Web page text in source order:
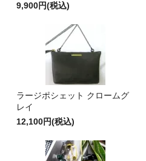
9,900円(税込)
ラージポシェット クロームグ
レイ
12,100円(税込)